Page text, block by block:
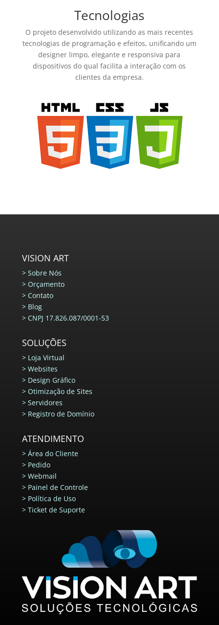
Tecnologias
O projeto desenvolvido utilizando as mais recentes
tecnologias de programação e efeitos, unificando um
designer limpo, elegante e responsiva para
dispositivos do qual facilita a interação com os
clientes da empresa.
VISION ART
> Sobre Nós
> Orçamento
> Contato
> Blog
> CNPJ 17.826.087/0001-53
SOLUÇÕES
> Loja Virtual
> Websites
> Design Gráfico
> Otimização de Sites
> Servidores
> Registro de Domínio
ATENDIMENTO
> Área do Cliente
> Pedido
> Webmail
> Painel de Controle
> Política de Uso
> Ticket de Suporte